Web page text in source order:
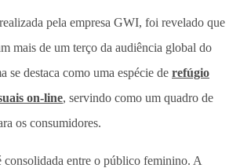
pela empresa GWI, foi revelado que
mais de um terço da audiência global do
se destaca como uma espécie de refúgio
on-line, servindo como um quadro de
os consumidores.
consolidada entre o público feminino. A